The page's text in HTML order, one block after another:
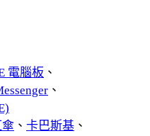
電腦板 、
、
、 卡巴斯基 、